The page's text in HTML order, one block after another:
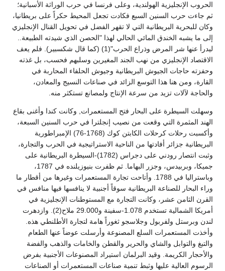
الحروب الإنجليزية الهولندية، وعلى فرنسا في حرب الوراثة الأسبانية؛
ثم جاءت حرب السنين السبع فكادت تجعل المحيط حكراً على بريطانيا،
وكان للبحرية البريطانية التي لا تقهر الفضل في تحويل القنال الإنجليزي
إلى ما يشبه الخندق المائي الحالي لهذا "الحصن الذي شيدته الطبيعة..
ليدرأ عنها شر المرض وذراع الحرب"(1) (كما قال شكسبير). فلم يعف
الاقتصاد الإنجليزي من نهب الجند المغيرين وسلبهم فحسب، بل غذته
وحفزته حاجات الجيوش البريطانية وجيوش الحلفاء المحاربة في
القارة، ومن هنا هذا التوسع الزائد في صناعات النسيج والمعادن،
والحاجة لآلات تزيد من سرعة الإنتاج ولمصانع تستكثر منه.
وسهلت السيطرة على البحار فتح المستعمرات, وكانت كندا وأغنى بقاع
الهند المثمرة التي وقعت من نصيب إنجلترا في حرب السنين السبعة،
وأكسبت رحلات كرحلات الكابتن كوك (1768-76) الإمبراطورية
البريطانية جزائر أفادتها من الناحية الاستراتيجية في الحرب والتجارة،
وثبت انتصار رودني على دجراس (1782)-السيطرة البريطانية على
جميكا، وبربيدس، وجزر البهاما. ثم ظفرت بنيوزيلنده في 1787،
وباستراليا في 1788. وأتاحت تجارة المستعمرات وغيرها من أقطار ما
وراء البحار للصناعة البريطانية سوقاً أجنبية لا ينافسها فيها منافس في
القرن الثامن عشر، وكانت التجارة مع المستوطنات الإنجليزية في
أمريكا الشمالية تستخدم 1.078-سفينة و29.000 ملاح(2). وازدهرت
لندن وبرستل ولفربول وجلاسجو ثغوراً هامة لتجارة الأطلنطي هذه.
وأخذت المستعمرات السلع المصنوعة وأرسلت عوضاً عنها الطعام
والتبغ والتوابل والشاي والحرير والقطن والخامات والذهب والفضة
والأحجار الكريمة. وقيد البرلمان استيراد المصنوعات الأجنبية بفرض
الرسوم العالية عليها وثبط تنمية صناعات المستعمرات أو الصناعات